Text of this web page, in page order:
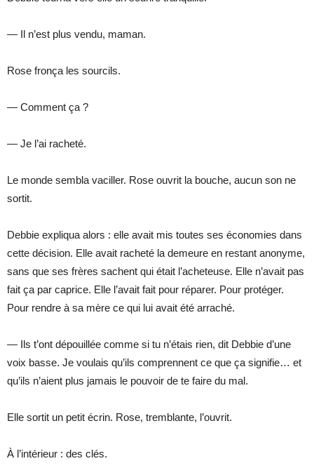
— Il n’est plus vendu, maman.
Rose fronça les sourcils.
— Comment ça ?
— Je l’ai racheté.
Le monde sembla vaciller. Rose ouvrit la bouche, aucun son ne
sortit.
Debbie expliqua alors : elle avait mis toutes ses économies dans
cette décision. Elle avait racheté la demeure en restant anonyme,
sans que ses frères sachent qui était l’acheteuse. Elle n’avait pas
fait ça par caprice. Elle l’avait fait pour réparer. Pour protéger.
Pour rendre à sa mère ce qui lui avait été arraché.
— Ils t’ont dépouillée comme si tu n’étais rien, dit Debbie d’une
voix basse. Je voulais qu’ils comprennent ce que ça signifie… et
qu’ils n’aient plus jamais le pouvoir de te faire du mal.
Elle sortit un petit écrin. Rose, tremblante, l’ouvrit.
À l’intérieur : des clés.